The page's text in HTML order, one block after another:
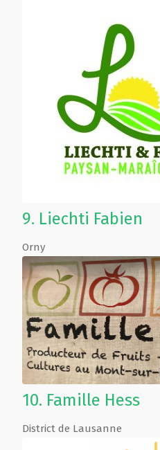
9. Liechti Fabien
Orny
10. Famille Hess
District de Lausanne